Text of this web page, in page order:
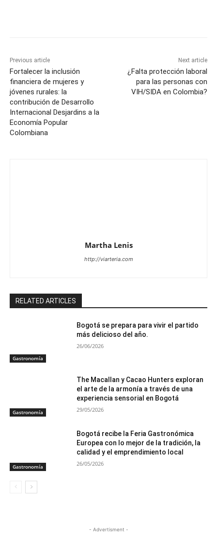
Previous article
Fortalecer la inclusión
financiera de mujeres y
jóvenes rurales: la
contribución de Desarrollo
Internacional Desjardins a la
Economía Popular
Colombiana
Next article
¿Falta protección laboral
para las personas con
VIH/SIDA en Colombia?
Martha Lenis
http://viarteria.com
RELATED ARTICLES
Gastronomía
Bogotá se prepara para vivir el partido
más delicioso del año.
26/06/2026
Gastronomía
The Macallan y Cacao Hunters exploran
el arte de la armonía a través de una
experiencia sensorial en Bogotá
29/05/2026
Gastronomía
Bogotá recibe la Feria Gastronómica
Europea con lo mejor de la tradición, la
calidad y el emprendimiento local
26/05/2026
- Advertisment -